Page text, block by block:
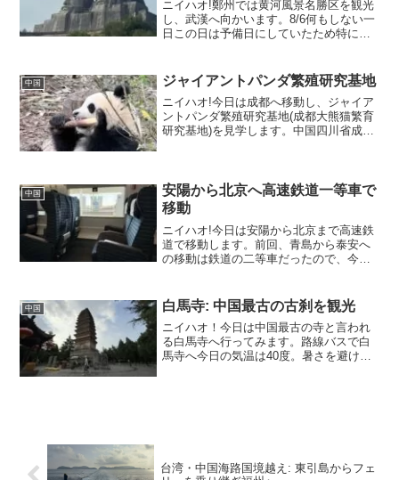
ニイハオ!鄭州では黄河風景名勝区を観光
し、武漢へ向かいます。8/6何もしない一
日この日は予備日にしていたため特に何
面という混ぜそば的なもの(15元、約300
円)。少し花...
中国 ジャイアントパンダ繁殖研究基地
ニイハオ!今日は成都へ移動し、ジャイア
ントパンダ繁殖研究基地(成都大熊猫繁育
研究基地)を見学します。中国四川省成都
中国
安陽から北京へ高速鉄道一等車で
移動
ニイハオ!今日は安陽から北京まで高速鉄
道で移動します。前回、青島から泰安へ
の移動は鉄道の二等車だったので、今回
8,000円強とだいたい1.5倍くらいの金額
です。僕...
中国 白馬寺: 中国最古の古刹を観光
ニイハオ！今日は中国最古の寺と言われ
る白馬寺へ行ってみます。路線バスで白
馬寺へ今日の気温は40度。暑さを避けて
台湾・中国海路国境越え: 東引島からフェ